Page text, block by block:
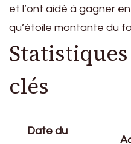
et l’ont aidé à gagner
qu’étoile montante du
clés
Date du